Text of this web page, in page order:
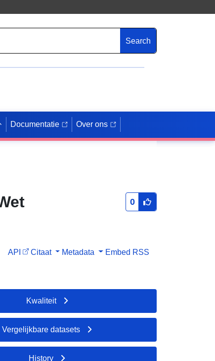
Search
Documentatie Over ons
0
API Citaat Metadata Embed RSS
Kwaliteit
Vergelijkbare datasets
History